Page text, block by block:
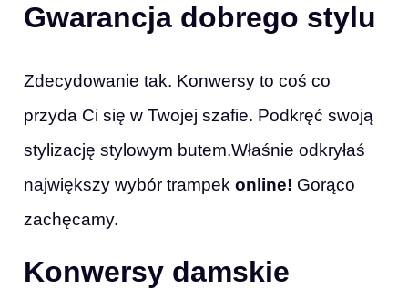
Gwarancja dobrego stylu
Zdecydowanie tak. Konwersy to coś co
przyda Ci się w Twojej szafie. Podkręć swoją
stylizację stylowym butem.Właśnie odkryłaś
największy wybór trampek online! Gorąco
zachęcamy.
Konwersy damskie